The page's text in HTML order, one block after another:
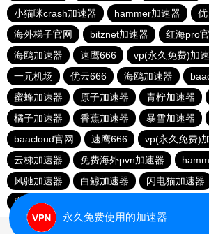
小猫咪crash加速器
hammer加速器
海外梯子官网
bitznet加速器 红海pro
海鸥加速器
速鹰666 vp(永久免费)加
一元机场
优云666 海鸥加速器
蜜蜂加速器
原子加速器 青柠加速器
橘子加速器
香蕉加速器 暴雪加速器
baacloud官网
速鹰666
vp(永久免费)
云梯加速器
免费海外pvn加速器
风驰加速器
白鲸加速器 闪电猫加速器
蜜蜂加速器
永久免费使用的加速器